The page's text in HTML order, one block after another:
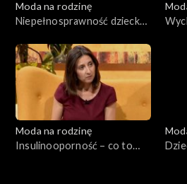
Moda na rodzinę
Niepełnosprawność dziecka
152
Moda na rodzinę
Insulinooporność – co to